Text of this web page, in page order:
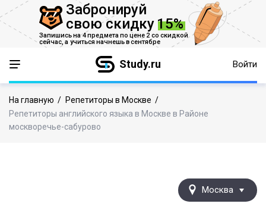
Забронируй
свою скидку 15%
Запишись на 4 предмета по цене 2 со скидкой
сейчас, а учиться начнешь в сентябре
Study.ru Войти
На главную / Репетиторы в Москве /
Репетиторы английского языка в Москве в Районе
москворечье-сабурово
Москва